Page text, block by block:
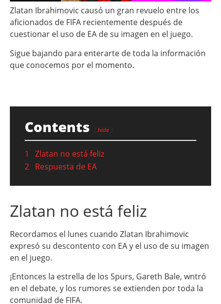
Zlatan Ibrahimovic causó un gran revuelo entre los
aficionados de FIFA recientemente después de
cuestionar el uso de EA de su imagen en el juego.
Sigue bajando para enterarte de toda la información
que conocemos por el momento.
Contents hide
1
Zlatan no está feliz
2 Respuesta de EA
Zlatan no está feliz
Recordamos el lunes cuando Zlatan Ibrahimovic
expresó su descontento con EA y el uso de su imagen
en el juego.
¡Entonces la estrella de los Spurs, Gareth Bale, wntró
en el debate, y los rumores se extienden por toda la
comunidad de FIFA.